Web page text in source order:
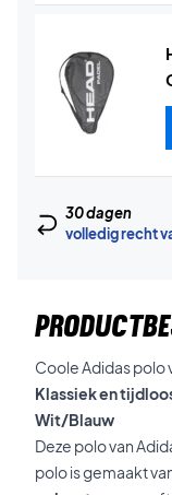
30 dagen
volledig recht
Coole Adidas polo
Klassiek en
Wit/Blauw
Deze polo van
polo is gemaakt